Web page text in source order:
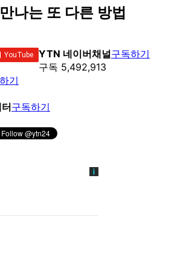
나는 또 다른 방법
YTN 네이버채널
구독 5,492,913
구독하기
기
구독하기